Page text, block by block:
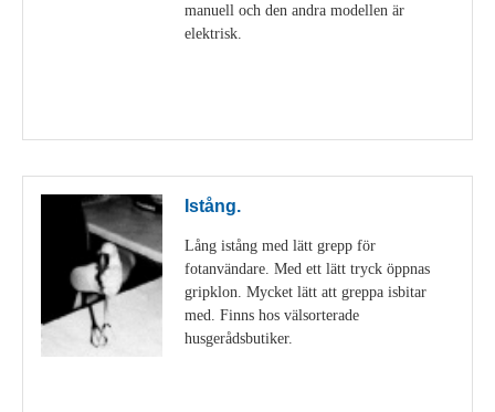
manuell och den andra modellen är
elektrisk.
Istång.
Lång istång med lätt grepp för
fotanvändare. Med ett lätt tryck öppnas
gripklon. Mycket lätt att greppa isbitar
med. Finns hos välsorterade
husgerådsbutiker.